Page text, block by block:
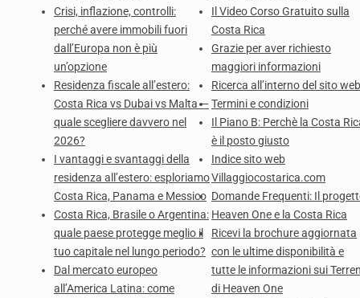
Crisi, inflazione, controlli:
perché avere immobili fuori
dall’Europa non è più
un’opzione
Residenza fiscale all’estero:
Costa Rica vs Dubai vs Malta —
quale scegliere davvero nel
2026?
I vantaggi e svantaggi della
residenza all’estero: esploriamo
Costa Rica, Panama e Messico
Costa Rica, Brasile o Argentina:
quale paese protegge meglio il
tuo capitale nel lungo periodo?
Dal mercato europeo
all’America Latina: come
Il Video Corso Gratuito sulla
Costa Rica
Grazie per aver richiesto
maggiori informazioni
Ricerca all’interno del sito web
Termini e condizioni
Il Piano B: Perchè la Costa
è il posto giusto
Indice sito web
Villaggiocostarica.com
Domande Frequenti: Il
Heaven One e la Costa Rica
Ricevi la brochure aggiornata
con le ultime disponibilità e
tutte le informazioni sui
di Heaven One